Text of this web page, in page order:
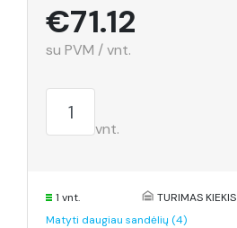
€71.12
su PVM / vnt.
vnt.
1 vnt.
TURIMAS KIEKIS
Matyti daugiau sandėlių (4)